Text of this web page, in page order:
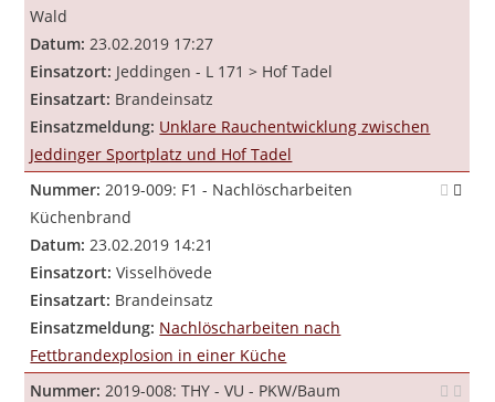
Wald
Datum: 23.02.2019 17:27
Einsatzort: Jeddingen - L 171 > Hof Tadel
Einsatzart: Brandeinsatz
Einsatzmeldung: Unklare Rauchentwicklung zwischen
Jeddinger Sportplatz und Hof Tadel
Nummer: 2019-009: F1 - Nachlöscharbeiten
Küchenbrand
Datum: 23.02.2019 14:21
Einsatzort: Visselhövede
Einsatzart: Brandeinsatz
Einsatzmeldung: Nachlöscharbeiten nach
Fettbrandexplosion in einer Küche
Nummer: 2019-008: THY - VU - PKW/Baum